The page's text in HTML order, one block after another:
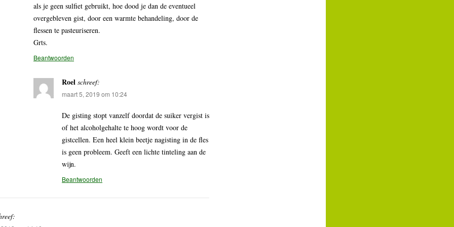
als je geen sulfiet gebruikt, hoe dood je dan de eventueel
overgebleven gist, door een warmte behandeling, door de
flessen te pasteuriseren.
Grts.
Beantwoorden
Roel schreef:
maart 5, 2019 om 10:24
De gisting stopt vanzelf doordat de suiker vergist is
of het alcoholgehalte te hoog wordt voor de
gistcellen. Een heel klein beetje nagisting in de fles
is geen probleem. Geeft een lichte tinteling aan de
wijn.
Beantwoorden